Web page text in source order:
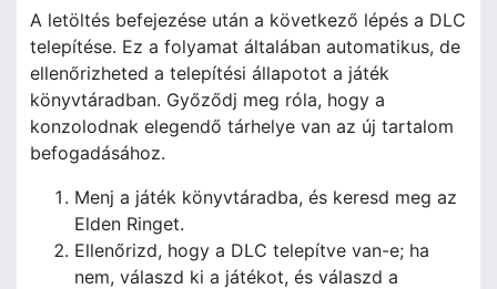
A letöltés befejezése után a következő lépés a DLC
telepítése. Ez a folyamat általában automatikus, de
ellenőrizheted a telepítési állapotot a játék
könyvtáradban. Győződj meg róla, hogy a
konzolodnak elegendő tárhelye van az új tartalom
befogadásához.
Menj a játék könyvtáradba, és keresd meg az
Elden Ringet.
Ellenőrizd, hogy a DLC telepítve van-e; ha
nem, válaszd ki a játékot, és válaszd a